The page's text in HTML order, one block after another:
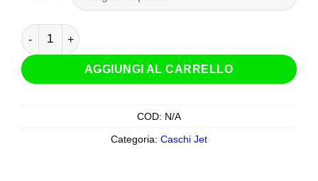
Casco Jet HJC V31 Nero Opaco quantità
AGGIUNGI AL CARRELLO
COD: N/A
Categoria: Caschi Jet